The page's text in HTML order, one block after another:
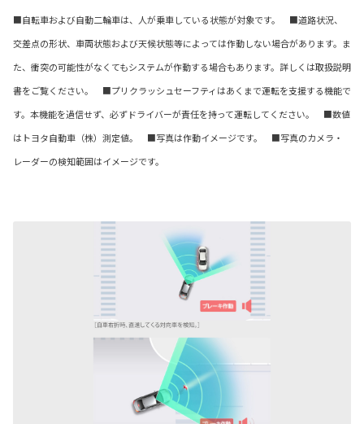
■自転車および自動二輪車は、人が乗車している状態が対象です。 ■道路状況、
交差点の形状、車両状態および天候状態等によっては作動しない場合があります。ま
た、衝突の可能性がなくてもシステムが作動する場合もあります。詳しくは取扱説明
書をご覧ください。 ■プリクラッシュセーフティはあくまで運転を支援する機能で
す。本機能を過信せず、必ずドライバーが責任を持って運転してください。 ■数値
はトヨタ自動車（株）測定値。 ■写真は作動イメージです。 ■写真のカメラ・
レーダーの検知範囲はイメージです。